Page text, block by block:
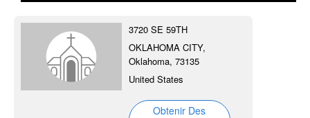
3720 SE 59TH
OKLAHOMA CITY,
Oklahoma, 73135
United States
Obtenir Des